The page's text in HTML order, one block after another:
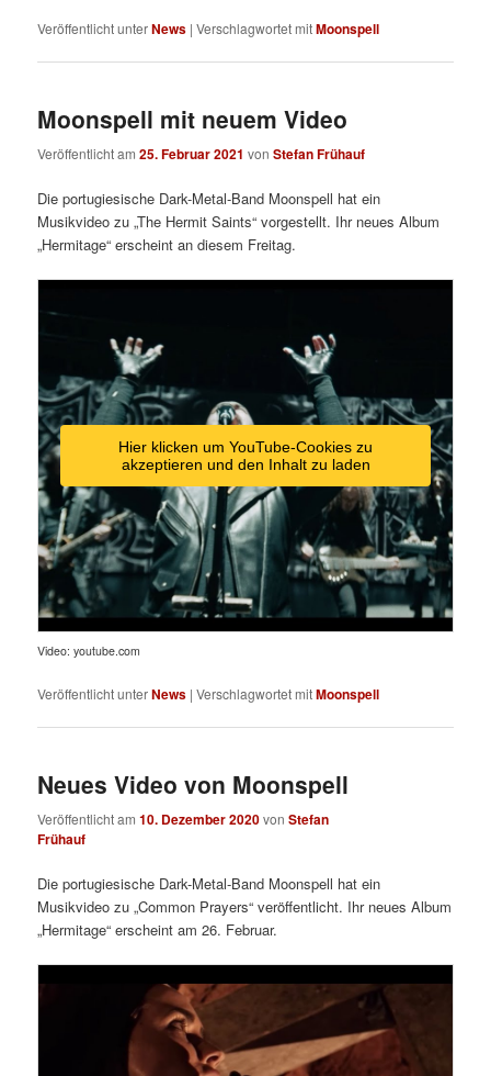
Veröffentlicht unterNews |Verschlagwortet mitMoonspell
Moonspell mit neuem Video
Veröffentlicht am25. Februar 2021 vonStefan Frühauf
Die portugiesische Dark-Metal-Band Moonspell hat ein
Musikvideo zu „The Hermit Saints“ vorgestellt. Ihr neues Album
„Hermitage“ erscheint an diesem Freitag.
Hier klicken um YouTube-Cookies zu
akzeptieren und den Inhalt zu laden
Video: youtube.com
Veröffentlicht unterNews |Verschlagwortet mitMoonspell
Neues Video von Moonspell
Veröffentlicht am10. Dezember 2020vonStefan
Frühauf
Die portugiesische Dark-Metal-Band Moonspell hat ein
Musikvideo zu „Common Prayers“ veröffentlicht. Ihr neues Album
„Hermitage“ erscheint am 26. Februar.